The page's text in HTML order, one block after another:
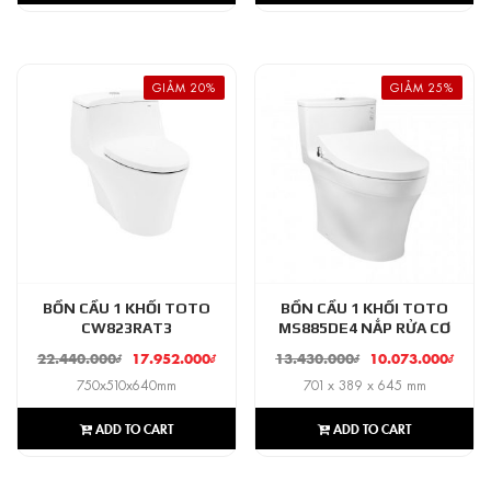
GIẢM 20%
BỒN CẦU 1 KHỐI TOTO
CW823RAT3
22.440.000₫ 17.952.000₫
750x510x640mm
ADD TO CART
GIẢM 25%
BỒN CẦU 1 KHỐI TOTO
MS885DE4 NẮP RỬA CƠ
13.430.000₫ 10.073.000₫
701 x 389 x 645 mm
ADD TO CART